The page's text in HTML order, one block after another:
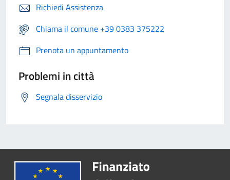
Richiedi Assistenza
Chiama il comune +39 0383 375222
Prenota un appuntamento
Problemi in città
Segnala disservizio